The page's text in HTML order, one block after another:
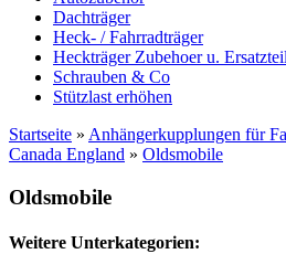
Dachträger
Heck- / Fahrradträger
Heckträger Zubehoer u.
Schrauben & Co
Stützlast erhöhen
Startseite » Anhängerkupplungen für
Canada England » Oldsmobile
Oldsmobile
Weitere Unterkategorien: